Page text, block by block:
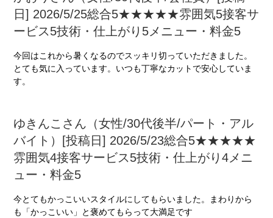
日] 2026/5/25総合5★★★★★雰囲気5接客サ
ービス5技術・仕上がり5メニュー・料金5
今回はこれから暑くなるのでスッキリ切っていただきました。
とても気に入っています。いつも丁寧なカットで安心していま
す。
ゆきんこさん（女性/30代後半/パート・アル
バイト）[投稿日] 2026/5/23総合5★★★★★
雰囲気4接客サービス5技術・仕上がり4メニ
ュー・料金5
今とてもかっこいいスタイルにしてもらいました。まわりから
も「かっこいい」と褒めてもらって大満足です